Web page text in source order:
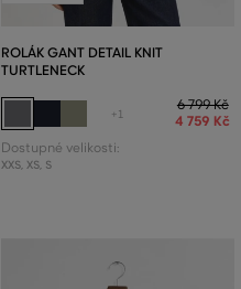
ROLÁK GANT DETAIL KNIT
TURTLENECK
+1
6 799 Kč
4 759 Kč
Dostupné velikosti:
XXS, XS, S